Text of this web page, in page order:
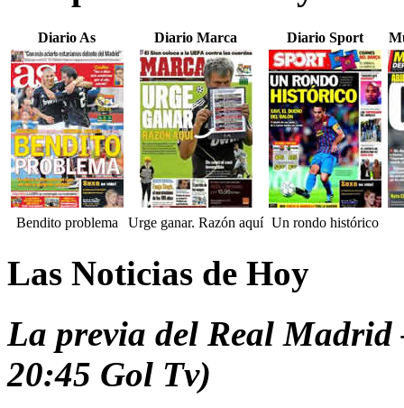
Diario As Diario Marca Diario Sport
Bendito problema Urge ganar. Razón aquí Un rondo histórico
Las Noticias de Hoy
La previa del Real
20:45 Gol Tv)